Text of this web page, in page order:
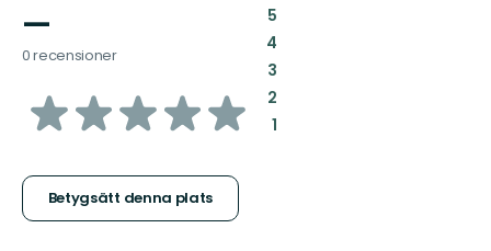
—
0 recensioner
av
stjärnor
Betygsätt denna plats
5:
4:
3:
2:
1: